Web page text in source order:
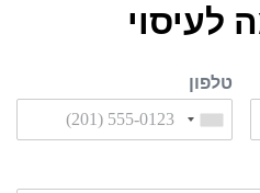
לעיסוי
טלפון